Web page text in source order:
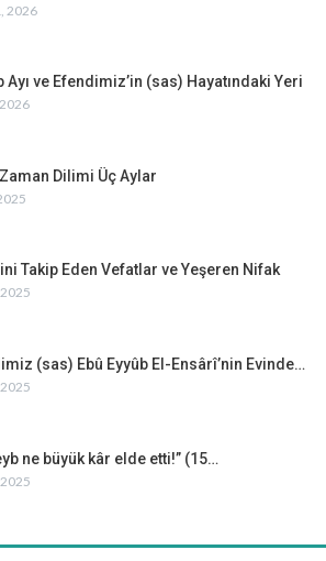
2026
Ayı ve Efendimiz’in (sas) Hayatındaki Yeri
Dilimi Üç Aylar
Takip Eden Vefatlar ve Yeşeren Nifak
(sas) Ebû Eyyûb El-Ensârî’nin Evinde…
ne büyük kâr elde etti!” (15…